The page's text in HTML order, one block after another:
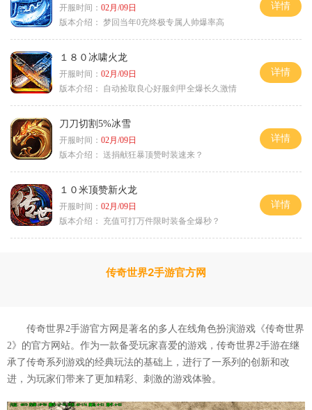
开服时间： 02月/09日
版本介绍： 梦回当年0充终极专属人帅爆率高
详情
１８０冰啸火龙
开服时间： 02月/09日
版本介绍：
自动捡取良心好服剑甲全爆长久激情
详情
刀刀切割5%冰雪
开服时间： 02月/09日
版本介绍： 送捐献狂暴顶赞时装速来？
详情
１０米顶赞新火龙
开服时间： 02月/09日
版本介绍：
充值可打万件限时装备全爆秒？
详情
传奇世界2手游官方网
传奇世界2手游官方网是著名的多人在线角色扮演游戏《传奇世界
2》的官方网站。作为一款备受玩家喜爱的游戏，传奇世界2手游在继
承了传奇系列游戏的经典玩法的基础上，进行了一系列的创新和改
进，为玩家们带来了更加精彩、刺激的游戏体验。